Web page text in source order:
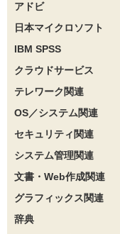
アドビ
日本マイクロソフト
IBM SPSS
クラウドサービス
テレワーク関連
OS／システム関連
セキュリティ関連
システム管理関連
文書・Web作成関連
グラフィックス関連
辞典